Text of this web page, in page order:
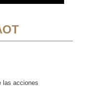
las acciones